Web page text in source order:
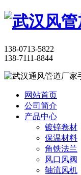
138-0713-5822
138-7111-8844
网站首页
公司简介
产品中心
镀锌卷材
保温材料
角铁法兰
风口风阀
轴流风机